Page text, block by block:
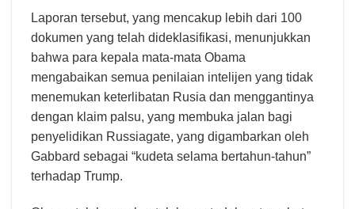
Laporan tersebut, yang mencakup lebih dari 100
dokumen yang telah dideklasifikasi, menunjukkan
bahwa para kepala mata-mata Obama
mengabaikan semua penilaian intelijen yang tidak
menemukan keterlibatan Rusia dan menggantinya
dengan klaim palsu, yang membuka jalan bagi
penyelidikan Russiagate, yang digambarkan oleh
Gabbard sebagai “kudeta selama bertahun-tahun”
terhadap Trump.